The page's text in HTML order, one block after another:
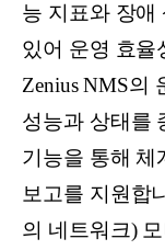
능 지표와 장애
있어 운영 효율
Zenius NMS의
성능과 상태를
기능을 통해 체
보고를 지원합
의 네트워크)